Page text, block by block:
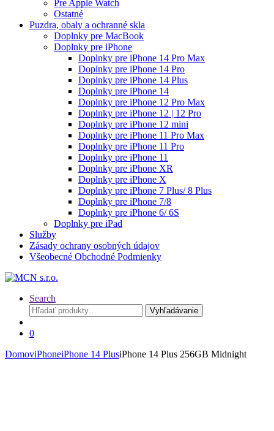
Pre Apple Watch
Ostatné
Puzdra, obaly a ochranné skla
Doplnky pre MacBook
Doplnky pre iPhone
Doplnky pre iPhone 14 Pro Max
Doplnky pre iPhone 14 Pro
Doplnky pre iPhone 14 Plus
Doplnky pre iPhone 14
Doplnky pre iPhone 12 Pro Max
Doplnky pre iPhone 12 | 12 Pro
Doplnky pre iPhone 12 mini
Doplnky pre iPhone 11 Pro Max
Doplnky pre iPhone 11 Pro
Doplnky pre iPhone 11
Doplnky pre iPhone XR
Doplnky pre iPhone X
Doplnky pre iPhone 7 Plus/ 8 Plus
Doplnky pre iPhone 7/8
Doplnky pre iPhone 6/ 6S
Doplnky pre iPad
Služby
Zásady ochrany osobných údajov
Všeobecné Obchodné Podmienky
Search
Hľadať:
Vyhľadávanie
0
DomoviPhoneiPhone 14 PlusiPhone 14 Plus 256GB Midnight